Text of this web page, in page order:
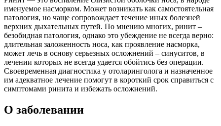
именуемое насморком. Может возникать как самостоятельная
патология, но чаще сопровождает течение иных болезней
верхних дыхательных путей. По мнению многих, ринит –
безобидная патология, однако это убеждение не всегда верно:
длительная заложенность носа, как проявление насморка,
может лечь в основу серьезных осложнений – синуситов, в
лечении которых не всегда удается обойтись без операции.
Своевременная диагностика у отоларинголога и назначенное
им адекватное лечение помогут в короткий срок справиться с
симптомами ринита и избежать осложнений.
О заболевании